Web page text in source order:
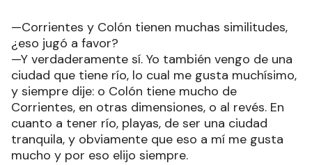
—Corrientes y Colón tienen muchas similitudes,
¿eso jugó a favor?
—Y verdaderamente sí. Yo también vengo de una
ciudad que tiene río, lo cual me gusta muchísimo,
y siempre dije: o Colón tiene mucho de
Corrientes, en otras dimensiones, o al revés. En
cuanto a tener río, playas, de ser una ciudad
tranquila, y obviamente que eso a mí me gusta
mucho y por eso elijo siempre.